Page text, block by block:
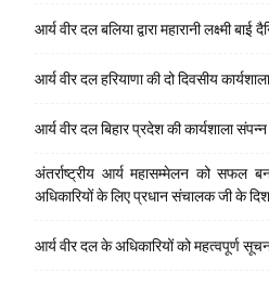
आर्य वीर दल बलिया द्वारा महारानी लक्ष्मी बाई
आर्य वीर दल हरियाणा की दो दिवसीय
आर्य वीर दल बिहार प्रदेश की कार्यशाला संपन्न
अंतर्राष्ट्रीय आर्य महासम्मेलन को
अधिकारियों के लिए प्रधान संचालक जी के
आर्य वीर दल के अधिकारियों को महत्वपूर्ण